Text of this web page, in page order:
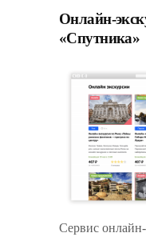
Онлайн-
«Спутника»
Сервис